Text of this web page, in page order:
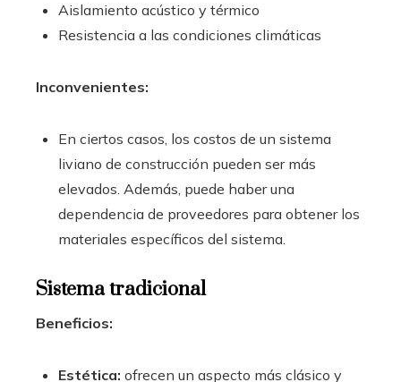
Aislamiento acústico y térmico
Resistencia a las condiciones climáticas
Inconvenientes:
En ciertos casos, los costos de un sistema
liviano de construcción pueden ser más
elevados. Además, puede haber una
dependencia de proveedores para obtener los
materiales específicos del sistema.
Sistema tradicional
Beneficios:
Estética: ofrecen un aspecto más clásico y